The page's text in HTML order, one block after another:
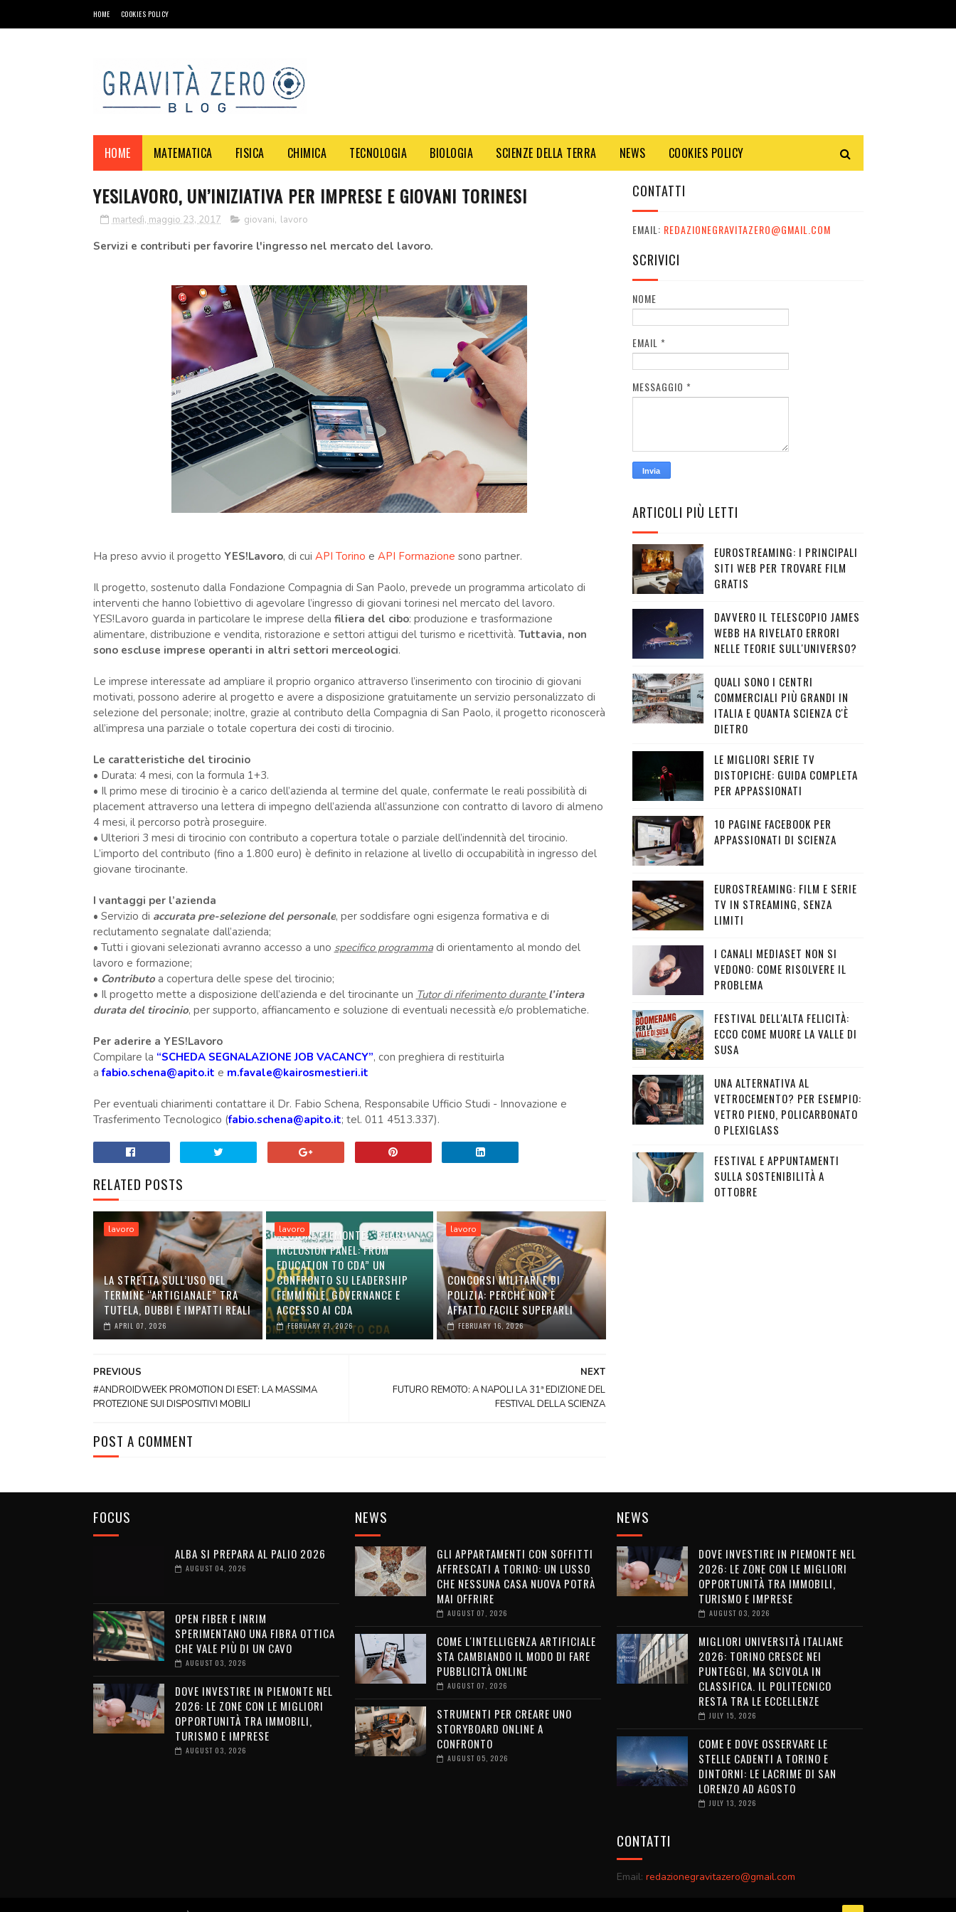
HOME COOKIES POLICY
HOME MATEMATICA FISICA CHIMICA TECNOLOGIA BIOLOGIA SCIENZE DELLA TERRA NEWS COOKIES POLICY
YES!LAVORO, UN’INIZIATIVA PER IMPRESE E GIOVANI TORINESI
martedì, maggio 23, 2017 giovani, lavoro
Servizi e contributi per favorire l'ingresso nel mercato del lavoro.
Ha preso avvio il progetto YES!Lavoro, di cui API Torino e API Formazione sono partner.
Il progetto, sostenuto dalla Fondazione Compagnia di San Paolo, prevede un programma articolato di
interventi che hanno l’obiettivo di agevolare l’ingresso di giovani torinesi nel mercato del lavoro.
YES!Lavoro guarda in particolare le imprese della filiera del cibo: produzione e trasformazione
alimentare, distribuzione e vendita, ristorazione e settori attigui del turismo e ricettività. Tuttavia, non
sono escluse imprese operanti in altri settori merceologici.
Le imprese interessate ad ampliare il proprio organico attraverso l’inserimento con tirocinio di giovani
motivati, possono aderire al progetto e avere a disposizione gratuitamente un servizio personalizzato di
selezione del personale; inoltre, grazie al contributo della Compagnia di San Paolo, il progetto riconoscerà
all’impresa una parziale o totale copertura dei costi di tirocinio.
Le caratteristiche del tirocinio
• Durata: 4 mesi, con la formula 1+3.
• Il primo mese di tirocinio è a carico dell’azienda al termine del quale, confermate le reali possibilità di
placement attraverso una lettera di impegno dell’azienda all’assunzione con contratto di lavoro di almeno
4 mesi, il percorso potrà proseguire.
• Ulteriori 3 mesi di tirocinio con contributo a copertura totale o parziale dell’indennità del tirocinio.
L’importo del contributo (fino a 1.800 euro) è definito in relazione al livello di occupabilità in ingresso del
giovane tirocinante.
I vantaggi per l’azienda
• Servizio di accurata pre-selezione del personale, per soddisfare ogni esigenza formativa e di
reclutamento segnalate dall’azienda;
• Tutti i giovani selezionati avranno accesso a uno specifico programmadi orientamento al mondo del
lavoro e formazione;
• Contributo a copertura delle spese del tirocinio;
• Il progetto mette a disposizione dell’azienda e del tirocinante un Tutor di riferimento durante l’intera
durata del tirocinio, per supporto, affiancamento e soluzione di eventuali necessità e/o problematiche.
Per aderire a YES!Lavoro
Compilare la “SCHEDA SEGNALAZIONE JOB VACANCY”, con preghiera di restituirla
afabio.schena@apito.it e m.favale@kairosmestieri.it
Per eventuali chiarimenti contattare il Dr. Fabio Schena, Responsabile Ufficio Studi - Innovazione e
Trasferimento Tecnologico (fabio.schena@apito.it; tel. 011 4513.337).
RELATED POSTS
lavoro
LA STRETTA SULL’USO DEL
TERMINE “ARTIGIANALE” TRA
TUTELA, DUBBI E IMPATTI REALI
APRIL 07, 2026
lavoro
REGIONE PIEMONTE: “BOARD
INCLUSION PANEL: FROM
EDUCATION TO CDA” UN
CONFRONTO SU LEADERSHIP
FEMMINILE, GOVERNANCE E
ACCESSO AI CDA
FEBRUARY 27, 2026
lavoro
CONCORSI MILITARI E DI
POLIZIA: PERCHÉ NON È
AFFATTO FACILE SUPERARLI
FEBRUARY 16, 2026
NEXT
FUTURO REMOTO: A NAPOLI LA 31ª EDIZIONE DEL
FESTIVAL DELLA SCIENZA
PREVIOUS
#ANDROIDWEEK PROMOTION DI ESET: LA MASSIMA
PROTEZIONE SUI DISPOSITIVI MOBILI
POST A COMMENT
CONTATTI
EMAIL: REDAZIONEGRAVITAZERO@GMAIL.COM
SCRIVICI
NOME
EMAIL *
MESSAGGIO *
ARTICOLI PIÙ LETTI
EUROSTREAMING: I PRINCIPALI
SITI WEB PER TROVARE FILM
GRATIS
DAVVERO IL TELESCOPIO JAMES
WEBB HA RIVELATO ERRORI
NELLE TEORIE SULL'UNIVERSO?
QUALI SONO I CENTRI
COMMERCIALI PIÙ GRANDI IN
ITALIA E QUANTA SCIENZA C'È
DIETRO
LE MIGLIORI SERIE TV
DISTOPICHE: GUIDA COMPLETA
PER APPASSIONATI
10 PAGINE FACEBOOK PER
APPASSIONATI DI SCIENZA
EUROSTREAMING: FILM E SERIE
TV IN STREAMING, SENZA
LIMITI
I CANALI MEDIASET NON SI
VEDONO: COME RISOLVERE IL
PROBLEMA
FESTIVAL DELL'ALTA FELICITÀ:
ECCO COME MUORE LA VALLE DI
SUSA
UNA ALTERNATIVA AL
VETROCEMENTO? PER ESEMPIO:
VETRO PIENO, POLICARBONATO
O PLEXIGLASS
FESTIVAL E APPUNTAMENTI
SULLA SOSTENIBILITÀ A
OTTOBRE
FOCUS
ALBA SI PREPARA AL PALIO 2026
AUGUST 04, 2026
OPEN FIBER E INRIM
SPERIMENTANO UNA FIBRA OTTICA
CHE VALE PIÙ DI UN CAVO
AUGUST 03, 2026
DOVE INVESTIRE IN PIEMONTE NEL
2026: LE ZONE CON LE MIGLIORI
OPPORTUNITÀ TRA IMMOBILI,
TURISMO E IMPRESE
AUGUST 03, 2026
NEWS
GLI APPARTAMENTI CON SOFFITTI
AFFRESCATI A TORINO: UN LUSSO
CHE NESSUNA CASA NUOVA POTRÀ
MAI OFFRIRE
AUGUST 07, 2026
COME L'INTELLIGENZA ARTIFICIALE
STA CAMBIANDO IL MODO DI FARE
PUBBLICITÀ ONLINE
AUGUST 07, 2026
STRUMENTI PER CREARE UNO
STORYBOARD ONLINE A
CONFRONTO
AUGUST 05, 2026
NEWS
DOVE INVESTIRE IN PIEMONTE NEL
2026: LE ZONE CON LE MIGLIORI
OPPORTUNITÀ TRA IMMOBILI,
TURISMO E IMPRESE
AUGUST 03, 2026
MIGLIORI UNIVERSITÀ ITALIANE
2026: TORINO CRESCE NEI
PUNTEGGI, MA SCIVOLA IN
CLASSIFICA. IL POLITECNICO
RESTA TRA LE ECCELLENZE
JULY 15, 2026
COME E DOVE OSSERVARE LE
STELLE CADENTI A TORINO E
DINTORNI: LE LACRIME DI SAN
LORENZO AD AGOSTO
JULY 13, 2026
CONTATTI
Email: redazionegravitazero@gmail.com